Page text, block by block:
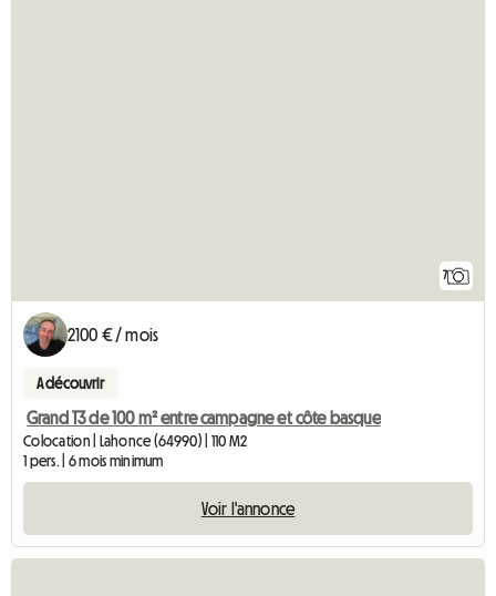
7
2100 € / mois
A découvrir
Grand T3 de 100 m² entre campagne et côte basque
Colocation | Lahonce (64990) | 110 M2
1 pers. | 6 mois minimum
Voir l'annonce